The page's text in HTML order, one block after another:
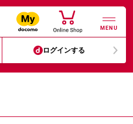
MENU
ログインする